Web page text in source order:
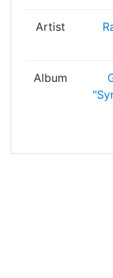
Artist
Album